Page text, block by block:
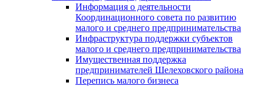
Информация о деятельности
Координационного совета по развитию
малого и среднего предпринимательства
Инфраструктура поддержки субъектов
малого и среднего предпринимательства
Имущественная поддержка
предпринимателей Шелеховского района
Перепись малого бизнеса